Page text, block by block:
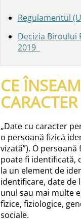
Regulamentul
Decizia Biroului
2019
CE
„Date cu caracter
o persoană fizică
vizată”). O
poate fi identificată,
la un element de
identificare, date de
unul sau mai multe
fizice, fiziologice,
sociale.